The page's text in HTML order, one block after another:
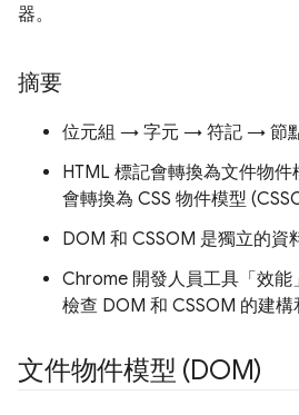
器。
摘要
位元組 → 字元 → 符記 → 節
HTML 標記會轉換為文件物
會轉換為 CSS 物件模型
DOM 和 CSSOM 是獨立的資
Chrome 開發人員工具「效能
檢查 DOM 和 CSSOM 的建構
文件物件模型 (DOM)